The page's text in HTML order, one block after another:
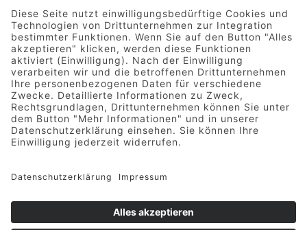
Leitfaden für Baufinanzierer:innen
Glossar